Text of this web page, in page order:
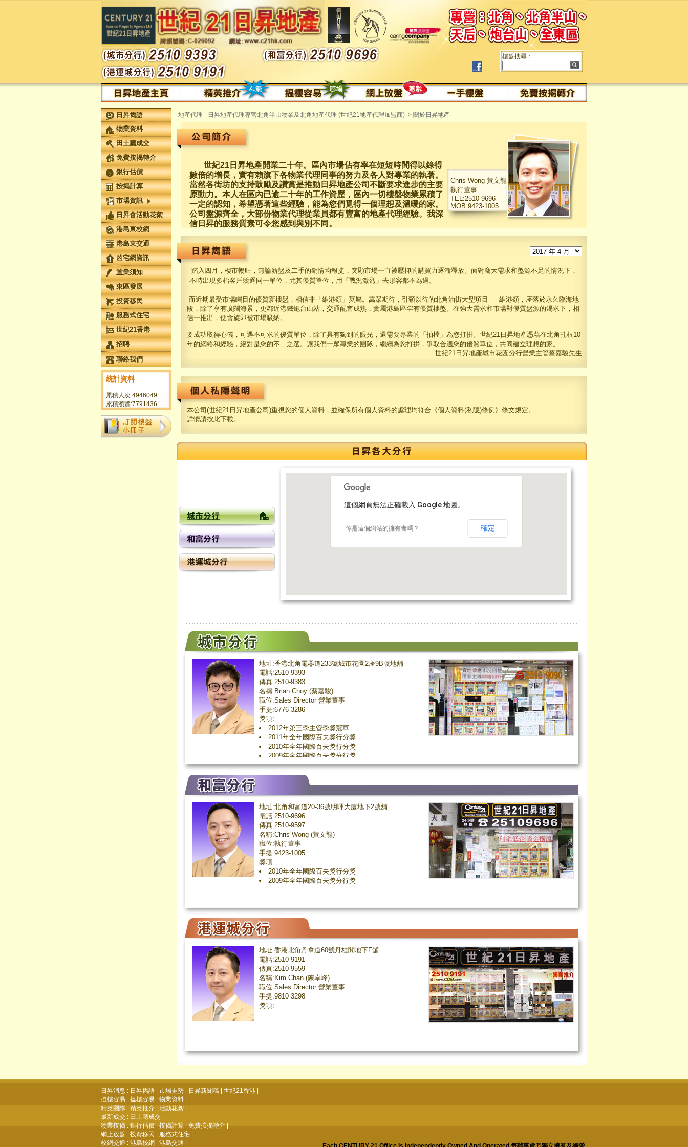
樓盤搜尋：
日昇雋語
物業資料
田土廳成交
免費按揭轉介
銀行估價
按揭計算
市場資訊
日昇會活動花絮
港島東校網
港島東交通
凶宅網資訊
置業須知
東區發展
投資移民
服務式住宅
世紀21香港
招聘
聯絡我們
統計資料
累積人次:4946049
累積瀏覽:7791436
地產代理 - 日昇地產代理專營北角半山物業及北角地產代理 (世紀21地產代理加盟商) > 關於日昇地產
世紀21日昇地產開業二十年。區內市場佔有率在短短時間得以錄得
數倍的增長，實有賴旗下各物業代理同事的努力及各人對專業的執著。
當然各街坊的支持鼓勵及讚賞是推動日昇地產公司不斷要求進步的主要
原動力。本人在區內已逾二十年的工作資歷，區內一切樓盤物業累積了
一定的認知，希望憑著這些經驗，能為您們覓得一個理想及溫暖的家。
公司盤源齊全，大部份物業代理從業員都有豐富的地產代理經驗。我深
信日昇的服務質素可令您感到與別不同。
Chris Wong 黃文龍
執行董事
TEL:2510-9696
MOB:9423-1005
踏入四月，樓市暢旺，無論新盤及二手的銷情均報捷，突顯市場一直被壓抑的購買力逐漸釋放。面對龐大需求和盤源不足的情況下，
不時出現多枱客戶競逐同一單位，尤其優質單位，用「戰況激烈」去形容都不為過。
而近期最受市場矚目的優質新樓盤，相信非「維港頌」莫屬。萬眾期待，引頸以待的北角油街大型項目 — 維港頌，座落於永久臨海地
段，除了享有廣闊海景，更鄰近港鐵炮台山站，交通配套成熟，實屬港島區罕有優質樓盤。在強大需求和市場對優質盤源的渴求下，相
信一推出，便會旋即被市場吸納。
要成功取得心儀，可遇不可求的優質單位，除了具有獨到的眼光，還需要專業的「拍檔」為您打拼。世紀21日昇地產憑藉在北角扎根10
年的網絡和經驗，絕對是您的不二之選。讓我們一眾專業的團隊，繼續為您打拼，爭取合適您的優質單位，共同建立理想的家。
世紀21日昇地產城市花園分行營業主管蔡嘉駿先生
本公司(世紀21日昇地產公司)重視您的個人資料，並確保所有個人資料的處理均符合《個人資料(私隱)條例》條文規定。
詳情請按此下載。
這個網頁無法正確載入 Google 地圖。
你是這個網站的擁有者嗎？ 確定
地址:香港北角電器道233號城市花園2座9B號地舖
電話:2510-9393
傳真:2510-9383
名稱:Brian Choy (蔡嘉駿)
職位:Sales Director 營業董事
手提:6776-3286
獎項:
2012年第三季主管季獎冠軍
2011年全年國際百夫獎行分獎
2010年全年國際百夫獎行分獎
2009年全年國際百夫獎分行獎
地址:北角和富道20-36號明暉大廈地下2號舖
電話:2510-9696
傳真:2510-9597
名稱:Chris Wong (黃文龍)
職位:執行董事
手提:9423-1005
獎項:
2010年全年國際百夫獎行分獎
2009年全年國際百夫獎分行獎
地址:香港北角丹拿道60號丹桂閣地下F舖
電話:2510-9191
傳真:2510-9559
名稱:Kim Chan (陳卓峰)
職位:Sales Director 營業董事
手提:9810 3298
獎項:
日昇消息 : 日昇雋語 市場走勢 日昇新聞稿 世紀21香港
搵樓容易 : 搵樓容易 物業資料
精英團隊 : 精英推介 活動花絮
最新成交 : 田土廳成交
物業按偈 : 銀行估價 按偈計算 免費按揭轉介
網上放盤 : 投資移民 服務式住宅
校網交通 : 港島校網 港島交通